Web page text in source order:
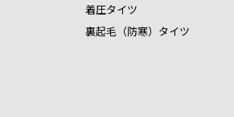
着圧タイツ
裏起毛（防寒）タイツ